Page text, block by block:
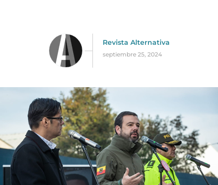
Revista Alternativa
septiembre 25, 2024